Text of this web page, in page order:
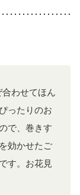
わせてほん
ったりのお
で、巻きす
効かせたご
す。お花見